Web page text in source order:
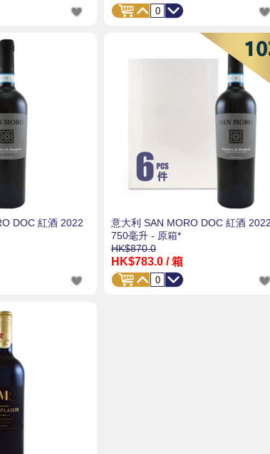
DOC 紅酒 2022
意大利 SAN MORO DOC 紅酒 2022
750毫升 - 原箱*
HK$870.0
HK$783.0 / 箱